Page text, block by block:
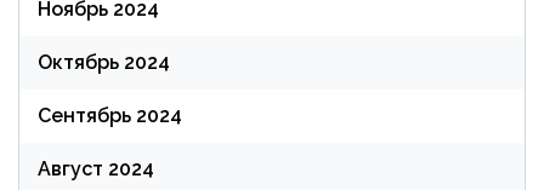
Ноябрь 2024
Октябрь 2024
Сентябрь 2024
Август 2024